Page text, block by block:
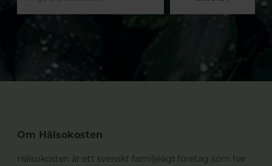
Om Hälsokosten
Hälsokosten är ett svenskt familjeägt företag som har